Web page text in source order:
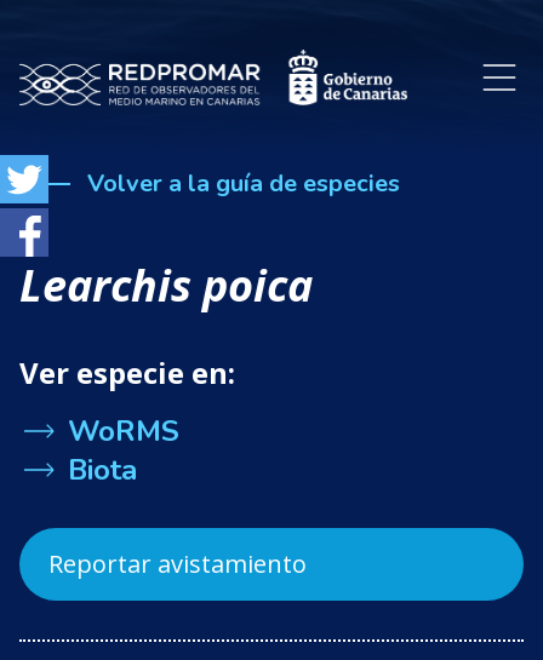
Volver a la guía de especies
Learchis poica
Ver especie en:
WoRMS
Biota
Reportar avistamiento